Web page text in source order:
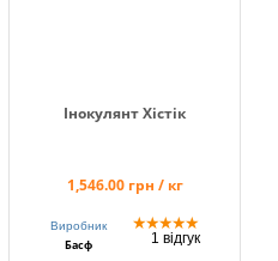
Інокулянт Хістік
1,546.00 грн / кг
Виробник
Басф
★★★★★
1 відгук